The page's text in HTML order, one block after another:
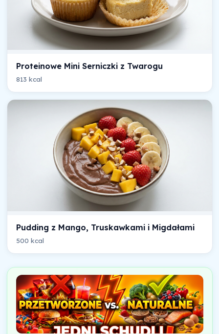
Proteinowe Mini Serniczki z Twarogu
813 kcal
Pudding z Mango, Truskawkami i Migdałami
500 kcal